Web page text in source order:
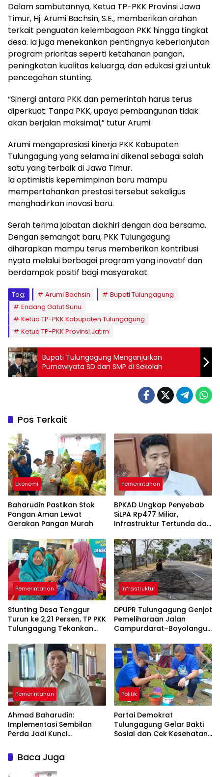
Dalam sambutannya, Ketua TP-PKK Provinsi Jawa
Timur, Hj. Arumi Bachsin, S.E., memberikan arahan
terkait penguatan kelembagaan PKK hingga tingkat
desa. Ia juga menekankan pentingnya keberlanjutan
program prioritas seperti ketahanan pangan,
peningkatan kualitas keluarga, dan edukasi gizi untuk
pencegahan stunting.
“Sinergi antara PKK dan pemerintah harus terus
diperkuat. Tanpa PKK, upaya pembangunan tidak
akan berjalan maksimal,” tutur Arumi.
Arumi mengapresiasi kinerja PKK Kabupaten
Tulungagung yang selama ini dikenal sebagai salah
satu yang terbaik di Jawa Timur.
Ia optimistis kepemimpinan baru mampu
mempertahankan prestasi tersebut sekaligus
menghadirkan inovasi baru.
Serah terima jabatan diakhiri dengan doa bersama.
Dengan semangat baru, PKK Tulungagung
diharapkan mampu terus memberikan kontribusi
nyata melalui berbagai program yang inovatif dan
berdampak positif bagi masyarakat.
Tag: Arumi Bachsin
Bupati Tulungagung
Endang Gatut Sunu
Ketua TP-PKK Kabupaten Tulungagung
Ketua TP-PKK Provinsi Jatim
Bupati Tulungagung Menganjurkan
Purnawiyata SD dan SMP di Sekolah
Pos Terkait
Ekonomi
Baharudin Pastikan Stok
Pangan Aman Lewat
Gerakan Pangan Murah
Pemerintahan
BPKAD Ungkap Penyebab
SiLPA Rp477 Miliar,
Infrastruktur Tertunda dan
Pemerintahan
Stunting Desa Tenggur
Turun ke 2,21 Persen, TP PKK
Tulungagung Tekankan
Berkelanjutan
Infrastruktur
DPUPR Tulungagung Genjot
Pemeliharaan Jalan
Campurdarat–Boyolangu,
Diperbaiki
Pemerintahan
Ahmad Baharudin:
Implementasi Sembilan
Perda Jadi Kunci
Pembangunan
Tulungagung
Politik
Partai Demokrat
Tulungagung Gelar Bakti
Sosial dan Cek Kesehatan
Baca Juga